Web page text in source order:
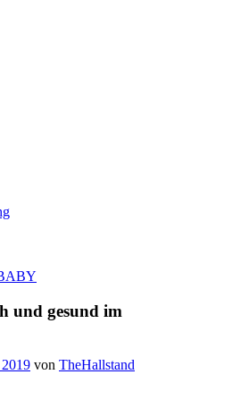
und gesund im
2019 von TheHallstand